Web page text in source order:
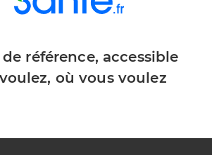
référence, accessible
où vous voulez